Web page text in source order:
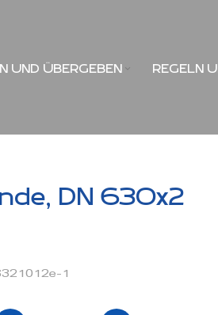
UND ÜBERGEBEN REGELN
DN 630x2
1